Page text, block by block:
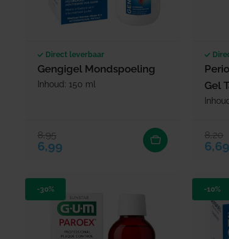
Direct leverbaar
Gengigel Mondspoeling
Inhoud: 150 ml
Verkoopprijs
6,99
Normale prijs
8,95
Gel
6,69
8,20
-30% -10%